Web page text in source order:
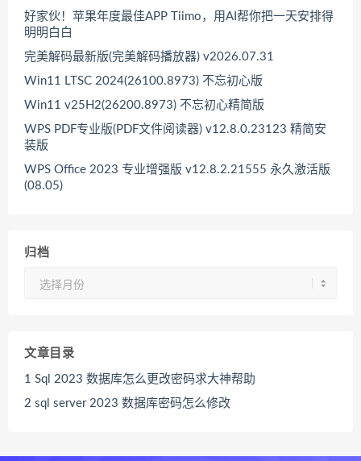
好家伙！苹果年度最佳APP Tiimo，用AI帮你把一天安排得
明明白白
完美解码最新版(完美解码播放器) v2026.07.31
Win11 LTSC 2024(26100.8973) 不忘初心版
Win11 v25H2(26200.8973) 不忘初心精简版
WPS PDF专业版(PDF文件阅读器) v12.8.0.23123 精简安
装版
WPS Office 2023 专业增强版 v12.8.2.21555 永久激活版
(08.05)
归档
文章目录
1 Sql 2023 数据库怎么更改密码求大神帮助
2 sql server 2023 数据库密码怎么修改